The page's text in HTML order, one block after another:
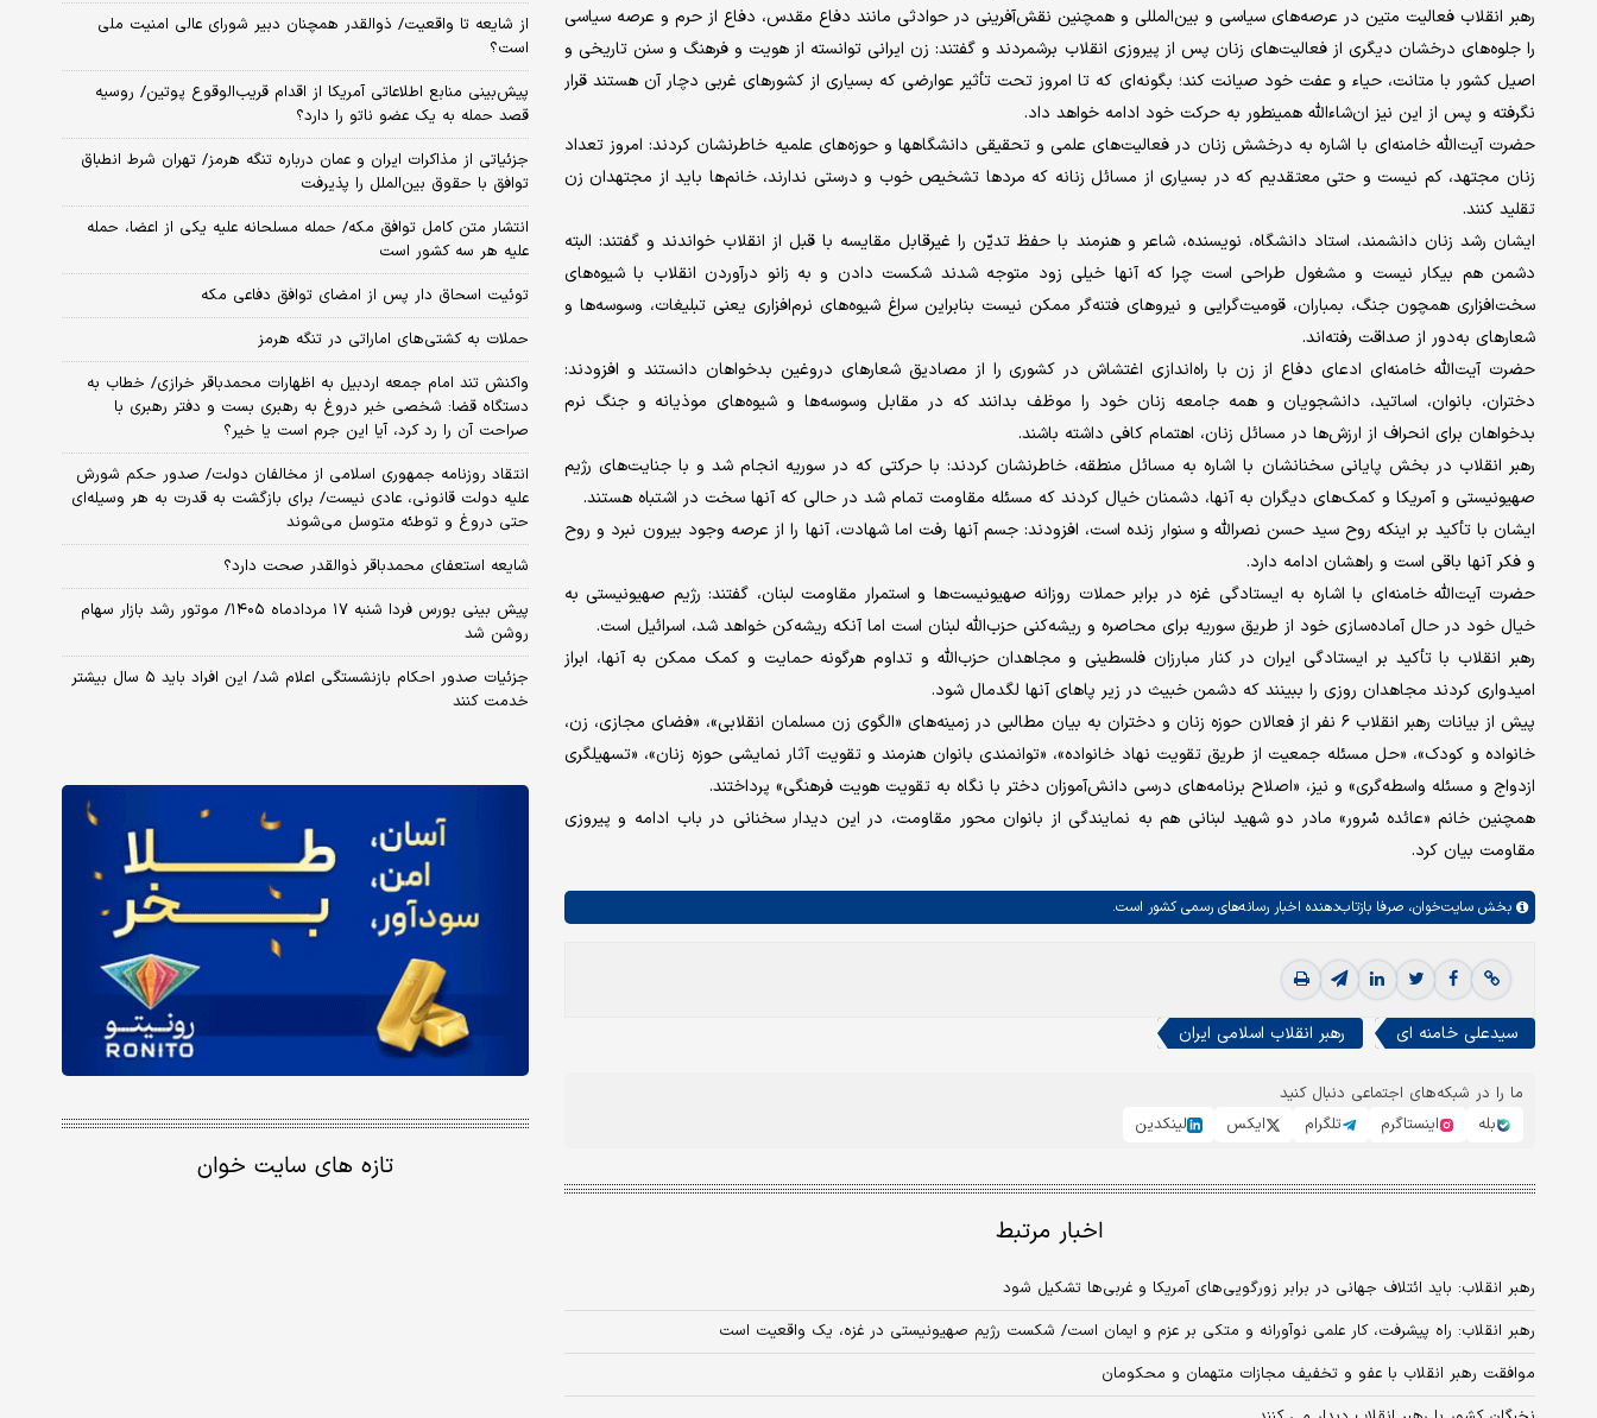
رهبر انقلاب فعالیت متین در عرصه‌های سیاسی و بین‌المللی و همچنین نقش‌آفرینی در حوادثی مانند دفاع مقدس، دفاع از حرم و عرصه سیاسی
را جلوه‌های درخشان دیگری از فعالیت‌های زنان پس از پیروزی انقلاب برشمردند و گفتند: زن ایرانی توانسته از هویت و فرهنگ و سنن تاریخی و
اصیل کشور با متانت، حیاء و عفت خود صیانت کند؛ بگونه‌ای که تا امروز تحت تأثیر عوارضی که بسیاری از کشورهای غربی دچار آن هستند قرار
نگرفته و پس از این نیز ان‌شاءالله همینطور به حرکت خود ادامه خواهد داد.
حضرت آیت‌الله خامنه‌ای با اشاره به درخشش زنان در فعالیت‌های علمی و تحقیقی دانشگاهها و حوزه‌های علمیه خاطرنشان کردند: امروز تعداد
زنان مجتهد، کم نیست و حتی معتقدیم که در بسیاری از مسائل زنانه که مردها تشخیص خوب و درستی ندارند، خانم‌ها باید از مجتهدان زن
تقلید کنند.
ایشان رشد زنان دانشمند، استاد دانشگاه، نویسنده، شاعر و هنرمند با حفظ تدیّن را غیرقابل مقایسه با قبل از انقلاب خواندند و گفتند: البته
دشمن هم بیکار نیست و مشغول طراحی است چرا که آنها خیلی زود متوجه شدند شکست دادن و به زانو درآوردن انقلاب با شیوه‌های
سخت‌افزاری همچون جنگ، بمباران، قومیت‌گرایی و نیروهای فتنه‌گر ممکن نیست بنابراین سراغ شیوه‌های نرم‌افزاری یعنی تبلیغات، وسوسه‌ها و
شعارهای به‌دور از صداقت رفته‌‎اند.
حضرت آیت‌الله خامنه‌ای ادعای دفاع از زن با راه‌اندازی اغتشاش در کشوری را از مصادیق شعارهای دروغین بدخواهان دانستند و افزودند:
دختران، بانوان، اساتید، دانشجویان و همه جامعه زنان خود را موظف بدانند که در مقابل وسوسه‌ها و شیوه‌های موذیانه و جنگ نرم
بدخواهان برای انحراف از ارزش‌ها در مسائل زنان، اهتمام کافی داشته باشند.
رهبر انقلاب در بخش پایانی سخنانشان با اشاره به مسائل منطقه، خاطرنشان کردند: با حرکتی که در سوریه انجام شد و با جنایت‌های رژیم
صهیونیستی و آمریکا و کمک‌های دیگران به آنها، دشمنان خیال کردند که مسئله مقاومت تمام شد در حالی که آنها سخت در اشتباه هستند.
ایشان با تأکید بر اینکه روح سید حسن نصرالله و سنوار زنده است، افزودند: جسم آنها رفت اما شهادت، آنها را از عرصه وجود بیرون نبرد و روح
و فکر آنها باقی است و راهشان ادامه دارد.
حضرت آیت‌الله خامنه‌ای با اشاره به ایستادگی غزه در برابر حملات روزانه صهیونیست‌ها و استمرار مقاومت لبنان، گفتند: رژیم صهیونیستی به
خیال خود در حال آماده‌سازی خود از طریق سوریه برای محاصره و ریشه‌کنی حزب‌الله لبنان است اما آنکه ریشه‌کن خواهد شد، اسرائیل است.
رهبر انقلاب با تأکید بر ایستادگی ایران در کنار مبارزان فلسطینی و مجاهدان حزب‌الله و تداوم هرگونه حمایت و کمک ممکن به آنها، ابراز
امیدواری کردند مجاهدان روزی را ببینند که دشمن خبیث در زیر پاهای آنها لگدمال شود.
پیش از بیانات رهبر انقلاب ۶ نفر از فعالان حوزه زنان و دختران به بیان مطالبی در زمینه‌های «الگوی زن مسلمان انقلابی»، «فضای مجازی، زن،
خانواده و کودک»، «حل مسئله جمعیت از طریق تقویت نهاد خانواده»، «توانمندی بانوان هنرمند و تقویت آثار نمایشی حوزه زنان»، «تسهیلگری
ازدواج و مسئله واسطه‌گری» و نیز، «اصلاح برنامه‌‌های درسی دانش‌آموزان دختر با نگاه به تقویت هویت فرهنگی» پرداختند.
همچنین خانم «عائده سُرور» مادر دو شهید لبنانی هم به نمایندگی از بانوان محور مقاومت، در این دیدار سخنانی در باب ادامه و پیروزی
مقاومت بیان کرد.
بخش سایت‌خوان، صرفا بازتاب‌دهنده اخبار رسانه‌های رسمی کشور است.
سیدعلی خامنه ای رهبر انقلاب اسلامی ایران
ما را در شبکه‌های اجتماعی دنبال کنید
بله
اینستاگرم تلگرام ایکس لینکدین
اخبار مرتبط
رهبر انقلاب: باید ائتلاف جهانی در برابر زورگویی‌های آمریکا و غربی‌ها تشکیل شود
رهبر انقلاب: راه پیشرفت، کار علمی نوآورانه و متکی بر عزم و ایمان است/ شکست رژیم صهیونیستی در غزه، یک واقعیت است
موافقت رهبر انقلاب با عفو و تخفیف مجازات متهمان و محکومان
از شایعه تا واقعیت/ ذوالقدر همچنان دبیر شورای ‌عالی امنیت ملی
است؟
پیش‌بینی منابع اطلاعاتی آمریکا از اقدام قریب‌الوقوع پوتین/ روسیه
قصد حمله به یک عضو ناتو را دارد؟
جزئیاتی از مذاکرات ایران و عمان درباره تنگه هرمز/ تهران شرط انطباق
توافق با حقوق بین‌الملل را پذیرفت
انتشار متن کامل توافق مکه/ حمله مسلحانه علیه یکی از اعضا، حمله
علیه هر سه کشور است
توئیت اسحاق دار پس از امضای توافق دفاعی مکه
حملات به کشتی‌های اماراتی در تنگه هرمز
واکنش تند امام جمعه اردبیل به اظهارات محمدباقر خرازی/ خطاب به
دستگاه قضا: شخصی خبر دروغ به رهبری بست و دفتر رهبری با
صراحت آن را رد کرد، آیا این جرم است یا خیر؟
انتقاد روزنامه جمهوری اسلامی از مخالفان دولت/ صدور حکم شورش
علیه دولت قانونی، عادی نیست/ برای بازگشت به قدرت به هر وسیله‌ای
حتی دروغ و توطئه متوسل می‌شوند
شایعه استعفای محمدباقر ذوالقدر صحت دارد؟
پیش بینی بورس فردا شنبه ۱۷ مردادماه ۱۴۰۵/ موتور رشد بازار سهام
روشن شد
جزئیات صدور احکام بازنشستگی اعلام شد/ این افراد باید ۵ سال بیشتر
خدمت کنند
تازه های سایت خوان